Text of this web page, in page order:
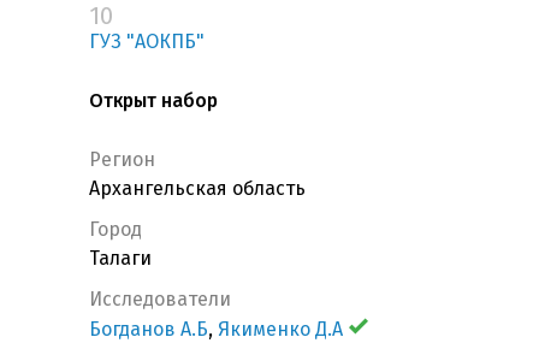
10
ГУЗ "АОКПБ"
Открыт набор
Регион
Архангельская область
Город
Талаги
Исследователи
Богданов А.Б, Якименко Д.А